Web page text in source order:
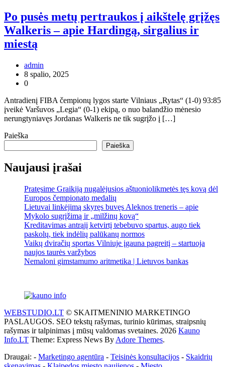
Po pusės metų pertraukos į aikštelę grįžęs
Walkeris – apie Hardingą, sirgalius ir
miestą
admin
8 spalio, 2025
0
Antradienį FIBA čempionų lygos starte Vilniaus „Rytas“ (1-0) 93:85
įveikė Varšuvos „Legia“ (0-1) ekipą, o nuo balandžio mėnesio
nerungtyniavęs Jordanas Walkeris ne tik sugrįžo į […]
Paieška
Paieška
Naujausi įrašai
Pratęsime Graikiją nugalėjusios aštuoniolikmetės tęs kovą dėl
Europos čempionato medalių
Lietuvai linkėjimą skyręs buvęs Aleknos treneris – apie
Mykolo sugrįžimą ir „milžinų kovą“
Kreditavimas antrąjį ketvirtį tebebuvo spartus, augo tiek
paskolų, tiek indėlių palūkanų normos
Vaikų dviračių sportas Vilniuje įgauna pagreitį – startuoja
naujos taurės varžybos
Nemaloni gimstamumo aritmetika | Lietuvos bankas
WEBSTUDIO.LT © SKAITMENINIO MARKETINGO
PASLAUGOS. SEO tekstų rašymas, turinio kūrimas, straipsnių
rašymas ir talpinimas į mūsų valdomas svetaines. 2026 Kauno
Info.LT Theme: Express News By Adore Themes.
Draugai: - Marketingo agentūra - Teisinės konsultacijos - Skaidrių